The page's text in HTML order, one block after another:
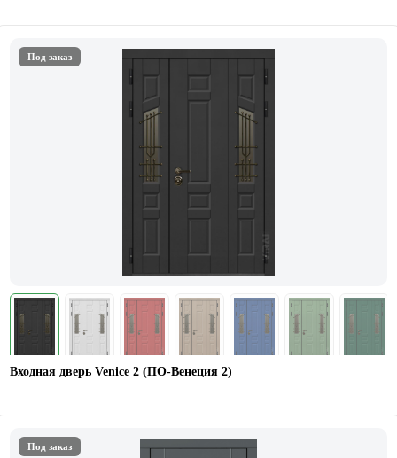
Под заказ
Входная дверь Venice 2 (ПО-Венеция 2)
Под заказ